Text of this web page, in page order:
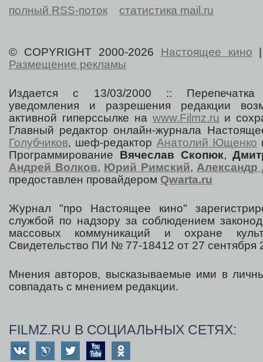
полный RSS-поток
статистика mail.ru
© COPYRIGHT 2000-2026 Настоящее кино
Размещение рекламы
Издается с 13/03/2000 :: Перепечатка
уведомления и разрешения редакции
активной гиперссылке на www.Filmz.ru и
Главный редактор онлайн-журнала
Голубчиков, шеф-редактор Анатолий Ющенко
Программирование Вячеслав Скопюк,
Андрей Волков, Юрий Римский,Александр
предоставлен провайдером Qwarta.ru
Журнал "про Настоящее кино"
службой по надзору за соблюдением
массовых коммуникаций и охране
Свидетельство ПИ № 77-18412 от 27 сентября
Мнения авторов, высказываемые ими в
совпадать с мнением редакции.
FILMZ.RU В СОЦИАЛЬНЫХ СЕТЯХ: